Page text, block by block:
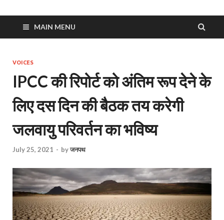
MAIN MENU
VOICES
IPCC की रिपोर्ट को अंतिम रूप देने के
लिए दस दिन की बैठक तय करेगी
जलवायु परिवर्तन का भविष्य
July 25, 2021 - byजनपथ